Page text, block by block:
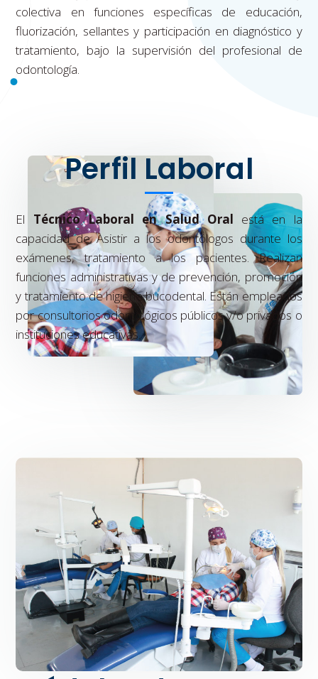
colectiva en funciones específicas de educación,
fluorización, sellantes y participación en diagnóstico y
tratamiento, bajo la supervisión del profesional de
odontología.
Perfil Laboral
El Técnico Laboral en Salud Oral está en la
capacidad de Asistir a los odontólogos durante los
exámenes, tratamiento a los pacientes. Realizan
funciones administrativas y de prevención, promoción
y tratamiento de higiene bucodental. Están empleados
por consultorios odontológicos públicos y/o privados o
instituciones educativas.